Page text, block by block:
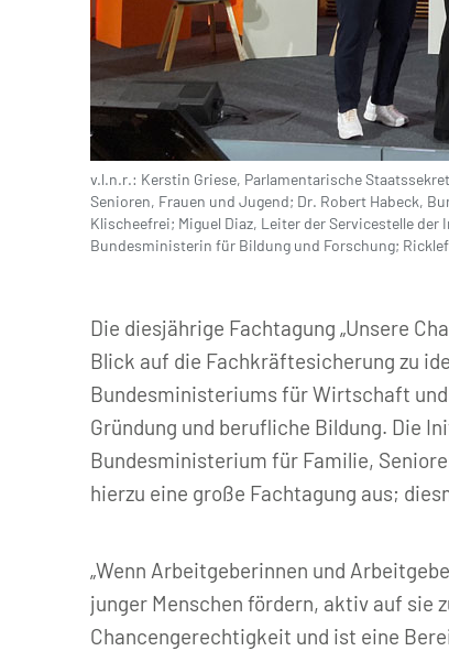
kompetenzz | Simone Plaß
v.l.n.r.: Kerstin Griese, Parlamentarische
Senioren, Frauen und Jugend; Dr. Robert Habeck,
Klischeefrei; Miguel Diaz, Leiter der Servicestelle
Bundesministerin für Bildung und Forschung;
Die diesjährige Fachtagung „Unsere
Blick auf die Fachkräftesicherung zu
Bundesministeriums für Wirtschaft
Gründung und berufliche Bildung. Die
Bundesministerium für Familie,
hierzu eine große Fachtagung aus;
„Wenn Arbeitgeberinnen und
junger Menschen fördern, aktiv auf sie
Chancengerechtigkeit und ist eine